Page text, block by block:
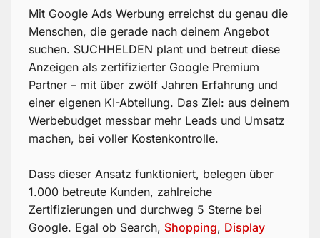
Mit Google Ads Werbung erreichst du genau die
Menschen, die gerade nach deinem Angebot
suchen. SUCHHELDEN plant und betreut diese
Anzeigen als zertifizierter Google Premium
Partner – mit über zwölf Jahren Erfahrung und
einer eigenen KI-Abteilung. Das Ziel: aus deinem
Werbebudget messbar mehr Leads und Umsatz
machen, bei voller Kostenkontrolle.
Dass dieser Ansatz funktioniert, belegen über
1.000 betreute Kunden, zahlreiche
Zertifizierungen und durchweg 5 Sterne bei
Google. Egal ob Search, Shopping, Display